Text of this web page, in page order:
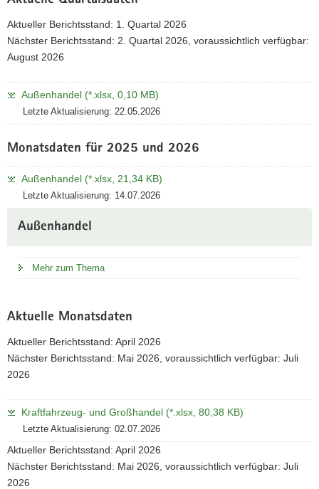
Aktueller Berichtsstand: 1. Quartal 2026
Nächster Berichtsstand: 2. Quartal 2026, voraussichtlich verfügbar:
August 2026
Außenhandel (*.xlsx, 0,10 MB)
Letzte Aktualisierung: 22.05.2026
Monatsdaten für 2025 und 2026
Außenhandel (*.xlsx, 21,34 KB)
Letzte Aktualisierung: 14.07.2026
Außenhandel
Mehr zum Thema
Aktuelle Monatsdaten
Aktueller Berichtsstand: April 2026
Nächster Berichtsstand: Mai 2026, voraussichtlich verfügbar: Juli
2026
Kraftfahrzeug- und Großhandel (*.xlsx, 80,38 KB)
Letzte Aktualisierung: 02.07.2026
Aktueller Berichtsstand: April 2026
Nächster Berichtsstand: Mai 2026, voraussichtlich verfügbar: Juli
2026